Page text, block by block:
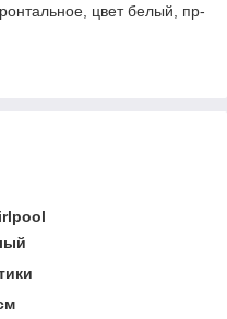
цвет белый, пр-